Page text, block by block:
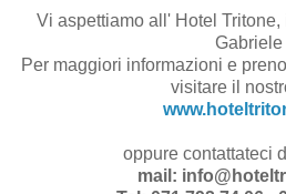
Vi aspettiamo all' Hotel
Gabriele
Per maggiori informazioni e
visitare il
oppure contattateci
mail: